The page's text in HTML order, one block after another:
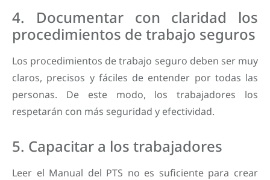
4. Documentar con claridad los
procedimientos de trabajo seguros
Los procedimientos de trabajo seguro deben ser muy
claros, precisos y fáciles de entender por todas las
personas. De este modo, los trabajadores los
respetarán con más seguridad y efectividad.
5. Capacitar a los trabajadores
Leer el Manual del PTS no es suficiente para crear